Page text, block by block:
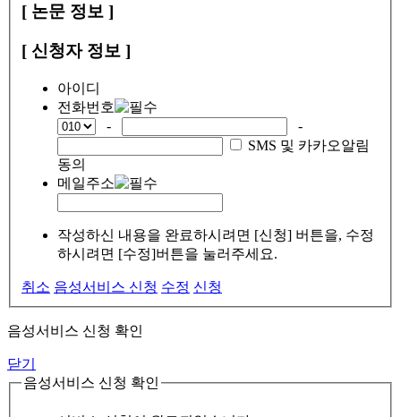
[ 논문 정보 ]
[ 신청자 정보 ]
아이디
전화번호
-
-
SMS 및 카카오알림
동의
메일주소
작성하신 내용을 완료하시려면 [신청] 버튼을, 수정
하시려면 [수정]버튼을 눌러주세요.
취소 음성서비스 신청 수정 신청
음성서비스 신청 확인
닫기
음성서비스 신청 확인